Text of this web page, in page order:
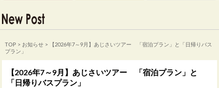
TOP > お知らせ > 【2026年7～9月】あじさいツアー 「宿泊プラン」と「日帰りバス
プラン」
【2026年7～9月】あじさいツアー 「宿泊プラン」と
「日帰りバスプラン」